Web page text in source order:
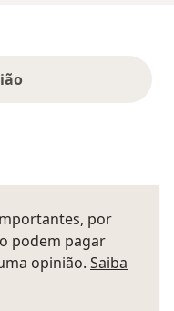
por
podem pagar
opinião. Saiba